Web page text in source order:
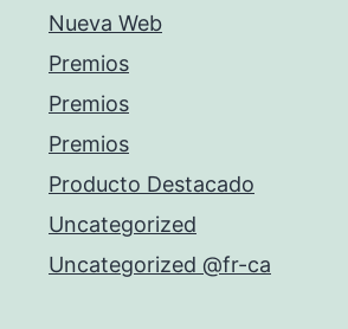
Nueva Web
Premios
Premios
Premios
Producto Destacado
Uncategorized
Uncategorized @fr-ca